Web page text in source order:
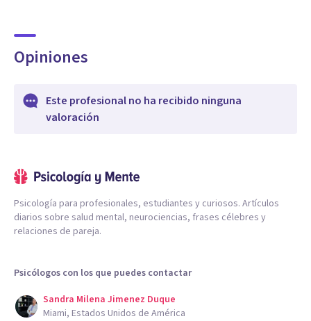
Opiniones
Este profesional no ha recibido ninguna
valoración
Psicología para profesionales, estudiantes y curiosos. Artículos
diarios sobre salud mental, neurociencias, frases célebres y
relaciones de pareja.
Psicólogos con los que puedes contactar
Sandra Milena Jimenez Duque
Miami, Estados Unidos de América